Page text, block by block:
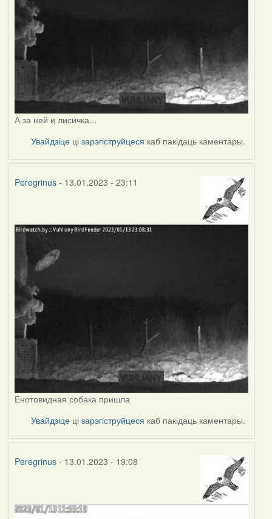
А за ней и лисичка...
Увайдзіце цізарэгіструйцеся каб пакідаць каментары.
Peregrinus- 13.01.2023 - 23:11
Енотовидная собака пришла
Увайдзіце цізарэгіструйцеся каб пакідаць каментары.
Peregrinus- 13.01.2023 - 19:08